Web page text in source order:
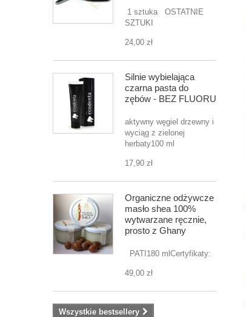
1 sztuka OSTATNIE
SZTUKI
24,00 zł
Silnie wybielająca
czarna pasta do
zębów - BEZ FLUORU
aktywny węgiel drzewny i
wyciąg z zielonej
herbaty100 ml
17,90 zł
Organiczne odżywcze
masło shea 100%
wytwarzane ręcznie,
prosto z Ghany
PATI180 mlCertyfikaty:
49,00 zł
Wszystkie bestsellery